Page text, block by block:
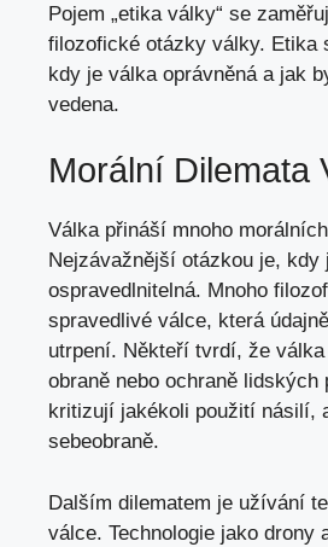
Pojem „etika války“ se
filozofické otázky války. Etika
kdy je válka oprávněná a jak
vedena.
Morální Dilemata
Válka přináší mnoho
Nejzávažnější otázkou je, kdy
ospravedlnitelná. Mnoho
spravedlivé válce, která
utrpení. Někteří tvrdí, že
obraně nebo ochraně lidských
kritizují jakékoli použití násilí,
sebeobraně.
Dalším dilematem je užívání
válce. Technologie jako drony